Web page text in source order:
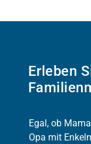
Erleben
Egal, ob
Opa mit